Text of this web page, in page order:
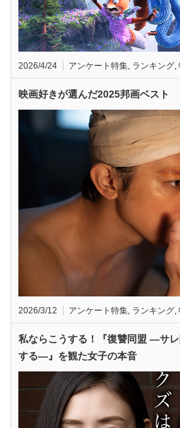
2026/4/24 アンケート特集, ランキング,
映画好きが選んだ2025邦画ベスト
2026/3/12 アンケート特集, ランキング,
私ならこうする！『復讐同盟 —サ
する—』を観た女子の本音